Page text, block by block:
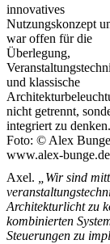
innovatives
Nutzungskonzept
war offen für die
Überlegung,
und klassische
nicht getrennt,
integriert zu
Foto: © Alex Bunge
www.alex-bunge.de
Axel.
„Wir sind
Architekturlicht zu
kombinierten
Steuerungen zu